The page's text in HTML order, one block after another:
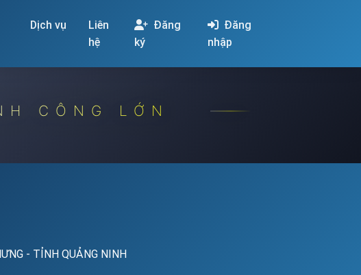
Dịch vụ
Liên
hệ
Đăng
ký
Đăng
nhập
CÔNG LỚN
- TỈNH QUẢNG NINH